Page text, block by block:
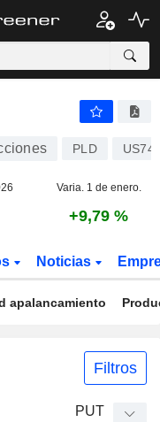
PLD
Varia. 1 de enero.
+9,79 %
Noticias
apalancamiento
Filtros
PUT